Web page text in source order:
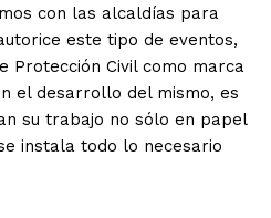
con las alcaldías para
este tipo de eventos,
Protección Civil como marca
el desarrollo del mismo, es
su trabajo no sólo en papel
instala todo lo necesario